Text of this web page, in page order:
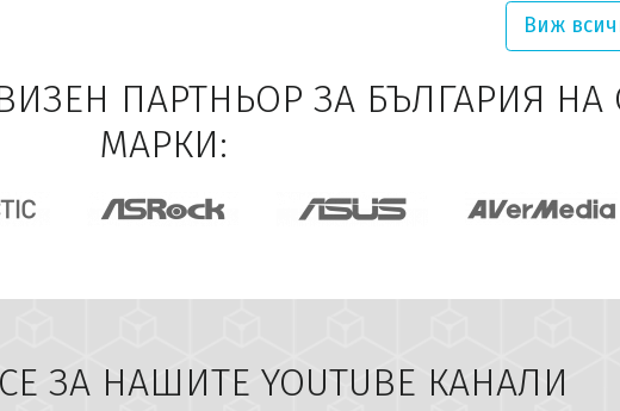
Виж
ПАРТНЬОР ЗА БЪЛГАРИЯ
МАРКИ:
ЗА НАШИTE YOUTUBE КАНАЛИ